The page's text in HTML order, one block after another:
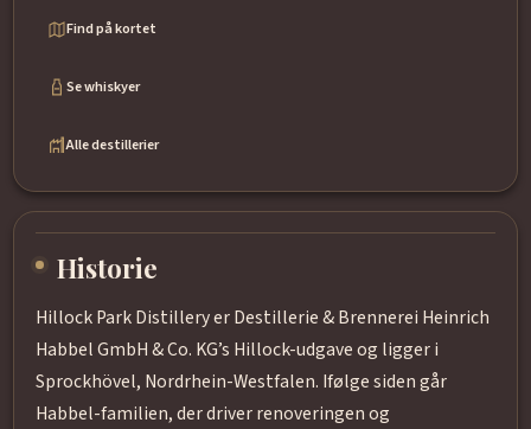
Find på kortet
Se whiskyer
Alle destillerier
Historie
Hillock Park Distillery er Destillerie & Brennerei Heinrich
Habbel GmbH & Co. KG’s Hillock-udgave og ligger i
Sprockhövel, Nordrhein-Westfalen. Ifølge siden går
Habbel-familien, der driver renoveringen og